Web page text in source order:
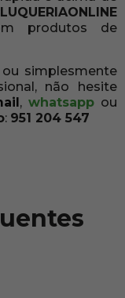
produtos de
simplesmente
não hesite
, whatsappou
: 951 204 547